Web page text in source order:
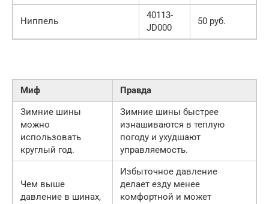
Ниппель
40113-
JD000
50 руб.
Миф
Правда
Зимние шины
можно
использовать
круглый год.
Зимние шины быстрее
изнашиваются в теплую
погоду и ухудшают
управляемость.
Чем выше
давление в шинах,
Избыточное давление
делает езду менее
комфортной и может